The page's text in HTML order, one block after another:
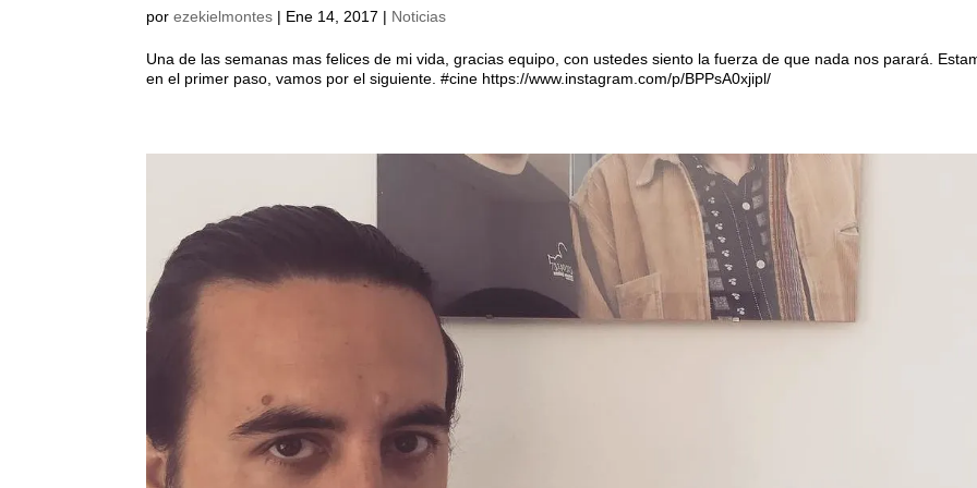
porezekielmontes | Ene 14, 2017 | Noticias
Una de las semanas mas felices de mi vida, gracias equipo, con ustedes siento la fuerza de que nada nos parará.
en el primer paso, vamos por el siguiente. #cine https://www.instagram.com/p/BPPsA0xjipl/